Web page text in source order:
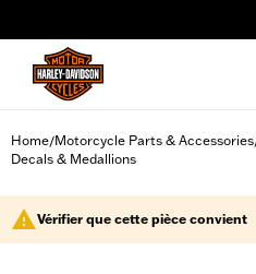
Home/Motorcycle Parts & Accessories
Decals & Medallions
Vérifier que cette pièce convient